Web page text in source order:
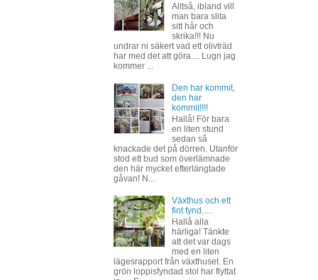
Alltså, ibland vill
man bara slita
sitt hår och
skrika!!! Nu
undrar ni säkert vad ett olivträd
har med det att göra.... Lugn jag
kommer ...
Den har kommit,
den har
kommit!!!!
Hallå! För bara
en liten stund
sedan så
knackade det på dörren. Utanför
stod ett bud som överlämnade
den här mycket efterlängtade
gåvan! N...
Växthus och ett
fint fynd.....
Hallå alla
härliga! Tänkte
att det var dags
med en liten
lägesrapport från växthuset. En
grön loppisfyndad stol har flyttat